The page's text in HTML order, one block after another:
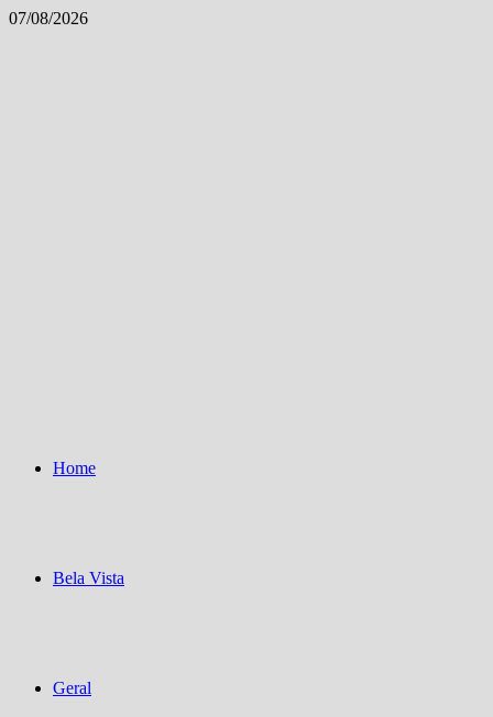
Skip
07/08/2026
Home
Bela Vista
Geral